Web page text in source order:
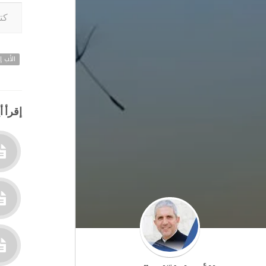
الأب
إقرأ